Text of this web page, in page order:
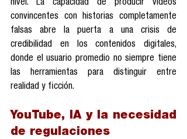
nivel. La capacidad de producir videos
convincentes con historias completamente
falsas abre la puerta a una crisis de
credibilidad en los contenidos digitales,
donde el usuario promedio no siempre tiene
las herramientas para distinguir entre
realidad y ficción.
YouTube, IA y la necesidad
de regulaciones